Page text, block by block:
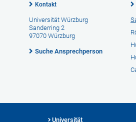
Kontakt
Universität Würzburg
Sanderring 2
97070 Würzburg
Suche Ansprechperson
Universität